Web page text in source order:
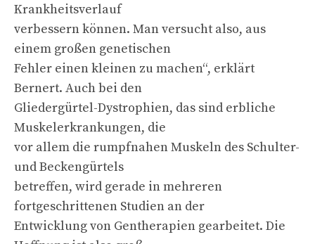
Krankheitsverlauf
verbessern können. Man versucht also, aus
einem großen genetischen
Fehler einen kleinen zu machen“, erklärt
Bernert. Auch bei den
Gliedergürtel-Dystrophien, das sind erbliche
Muskelerkrankungen, die
vor allem die rumpfnahen Muskeln des Schulter-
und Beckengürtels
betreffen, wird gerade in mehreren
fortgeschrittenen Studien an der
Entwicklung von Gentherapien gearbeitet. Die